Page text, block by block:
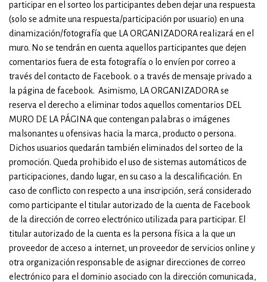
participar en el sorteo los participantes deben dejar una respuesta
(solo se admite una respuesta/participación por usuario) en una
dinamización/fotografía que LA ORGANIZADORA realizará en el
muro. No se tendrán en cuenta aquellos participantes que dejen
comentarios fuera de esta fotografía o lo envíen por correo a
través del contacto de Facebook. o a través de mensaje privado a
la página de facebook. Asimismo, LA ORGANIZADORA se
reserva el derecho a eliminar todos aquellos comentarios DEL
MURO DE LA PÁGINA que contengan palabras o imágenes
malsonantes u ofensivas hacia la marca, producto o persona.
Dichos usuarios quedarán también eliminados del sorteo de la
promoción. Queda prohibido el uso de sistemas automáticos de
participaciones, dando lugar, en su caso a la descalificación. En
caso de conflicto con respecto a una inscripción, será considerado
como participante el titular autorizado de la cuenta de Facebook
de la dirección de correo electrónico utilizada para participar. El
titular autorizado de la cuenta es la persona física a la que un
proveedor de acceso a internet, un proveedor de servicios online y
otra organización responsable de asignar direcciones de correo
electrónico para el dominio asociado con la dirección comunicada,